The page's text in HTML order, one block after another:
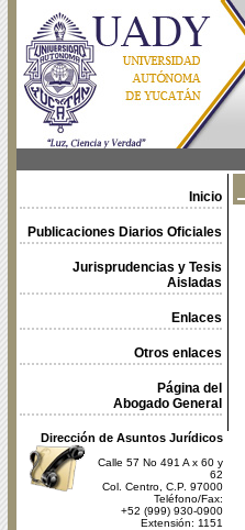
Inicio
Publicaciones Diarios Oficiales
Jurisprudencias y Tesis
Aisladas
Enlaces
Otros enlaces
Página del
Abogado General
Dirección de Asuntos Jurídicos
Calle 57 No 491 A x 60 y
62
Col. Centro, C.P. 97000
Teléfono/Fax:
+52 (999) 930-0900
Extensión: 1151